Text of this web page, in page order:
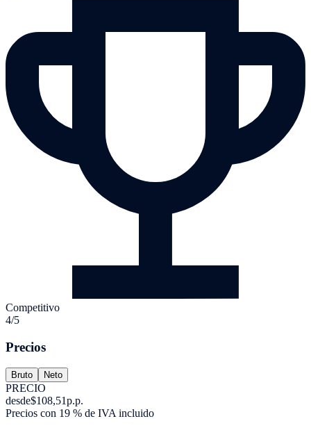
Competitivo
4/5
Precios
Bruto Neto
PRECIO
desde$108,51p.p.
Precios con 19 % de IVA incluido